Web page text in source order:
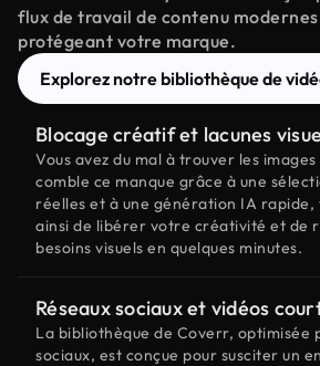
flux de travail de contenu
protégeant votre marque.
Explorez notre bibliothèque de
Blocage créatif et lacunes
Vous avez du mal à trouver les
comble ce manque grâce à une
réelles et à une génération IA
ainsi de libérer votre créativité et de
besoins visuels en quelques minutes.
Réseaux sociaux et vidéos
La bibliothèque de Coverr, optimisée
sociaux, est conçue pour susciter un